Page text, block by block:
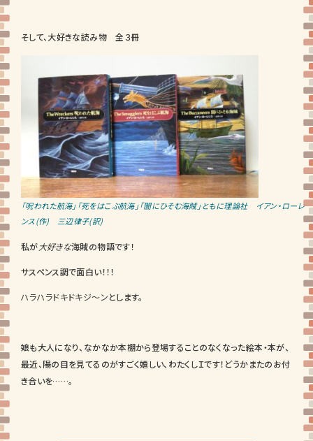
そして、大好きな読み物 全３冊
「呪われた航海」「死をはこぶ航海」「闇にひそむ海賊」ともに理論社 イアン・ローレ
ンス(作) 三辺律子(訳)
私が大好きな海賊の物語です！
サスペンス調で面白い！！！
ハラハラドキドキジ～ンとします。
娘も大人になり、なかなか本棚から登場することのなくなった絵本・本が、
最近、陽の目を見てるのがすごく嬉しい、わたくしＩです！どうかまたのお付
き合いを……。